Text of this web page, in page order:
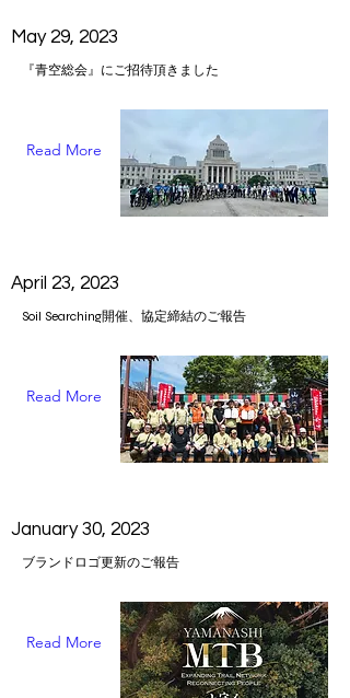
May 29, 2023
『青空総会』にご招待頂きました
Read More
April 23, 2023
Soil Searching開催、協定締結のご報告
Read More
January 30, 2023
ブランドロゴ更新のご報告
Read More